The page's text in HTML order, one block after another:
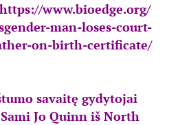
https://www.bioedge.org/
man-loses-court-
on-birth-certificate/
savaitę gydytojai
Jo Quinn iš North